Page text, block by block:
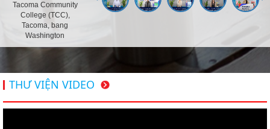
Tacoma Community
College (TCC),
Tacoma, bang
Washington
THƯ VIỆN VIDEO